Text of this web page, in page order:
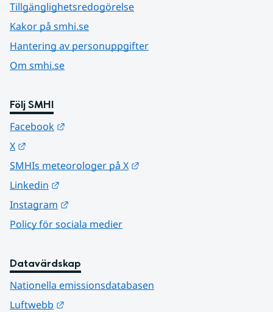
Tillgänglighetsredogörelse
Kakor på smhi.se
Hantering av personuppgifter
Om smhi.se
Följ SMHI
Facebook
X
SMHIs meteorologer på X
Linkedin
Instagram
Policy för sociala medier
Datavärdskap
Nationella emissionsdatabasen
Luftwebb